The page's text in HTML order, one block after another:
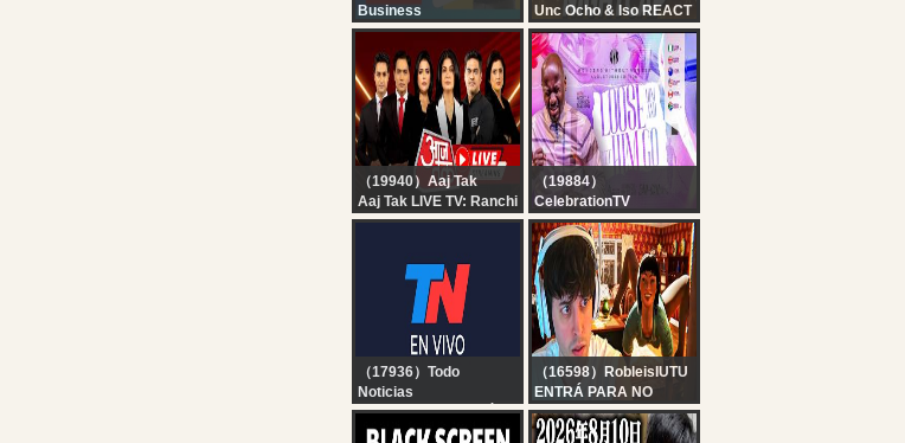
Business
First Trade 10th August
2026 : Zee Business
Live | Share Market
Live Updates | Stock
Market News
Unc Ocho & Iso REACT
to Ja'marr Chase
wanting Moss' TD
record + Monta Ellis
said WHAT?! | Nightcap
（19940）Aaj Tak
Aaj Tak LIVE TV: Ranchi
JPSC Student Protest
Parliament | Amit Shah
| Hindi News
（19884）
CelebrationTV
Apostle Suleman LIVE:
LOOSE HIM AND LET
HIM GO ? || WWN #Day
6 August Edition || 10th
August, 2026
（17936）Todo
Noticias
TN EN VIVO - SEGUÍ LA
TRANSMISIÓN EN VIVO
（16598）RobleisIUTU
ENTRÁ PARA NO
DORMIR...